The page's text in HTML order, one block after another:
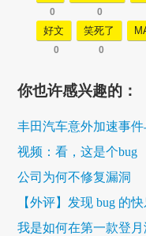
0 0
好文
0
笑死了
0
你也许感兴趣的：
丰田汽车意外加速事
视频：看，这是个bug
公司为何不修复漏洞
【外评】发现 bug 的
我是如何在第一款登